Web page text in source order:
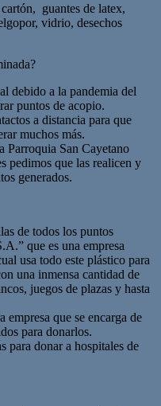
guantes de latex,
vidrio, desechos
debido a la pandemia del
puntos de acopio.
a distancia para que
muchos más.
Parroquia San Cayetano
pedimos que las realicen y
generados.
de todos los puntos
que es una empresa
usa todo este plástico para
una inmensa cantidad de
juegos de plazas y hasta
empresa que se encarga de
para donarlos.
para donar a hospitales de